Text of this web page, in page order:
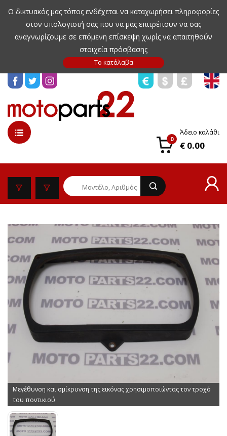
Ο δικτυακός μας τόπος ενδέχεται να καταχωρήσει πληροφορίες
στον υπολογιστή σας που να μας επιτρέπουν να σας
αναγνωρίζουμε σε επόμενη επίσκεψη χωρίς να απαιτηθούν
στοιχεία πρόσβασης
0
Άδειο καλάθι
€ 0.00
Μεγέθυνση και σμίκρυνση της εικόνας χρησιμοποιώντας τον τροχό
του ποντικιού